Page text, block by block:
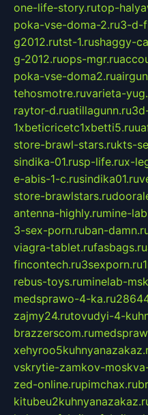
one-life-story.rutop-
poka-vse-doma-2.ru3-d-
g2012.rutst-1.rushaggy-
g-2012.ruops-mgr.ru
poka-vse-doma2.ru
tehosmotre.ruvarieta-
raytor-d.ruatillagunn.ru
1xbeticricetc1xbetti5.ru
store-brawl-stars.rukts-
sindika-01.rusp-life.rux-
e-abis-1-c.rusindika01.ru
store-brawlstars.ru
antenna-highly.rumine-
3-sex-porn.ruban-
viagra-tablet.rufasbags.ru
fincontech.ru3sexporn.ru
rebus-toys.ruminelab-
medsprawo-4-ka.ru
zajmy24.rutovudyi-4-
brazzerscom.ru
vskrytie-zamkov-
zed-online.rupimchax.ru